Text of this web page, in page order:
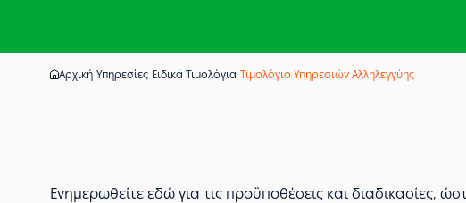
Αρχική Υπηρεσίες Ειδικά Τιμολόγια Τιμολόγιο Υπηρεσιών Αλληλεγγύης
Ενημερωθείτε εδώ για τις προϋποθέσεις και διαδικασίες,